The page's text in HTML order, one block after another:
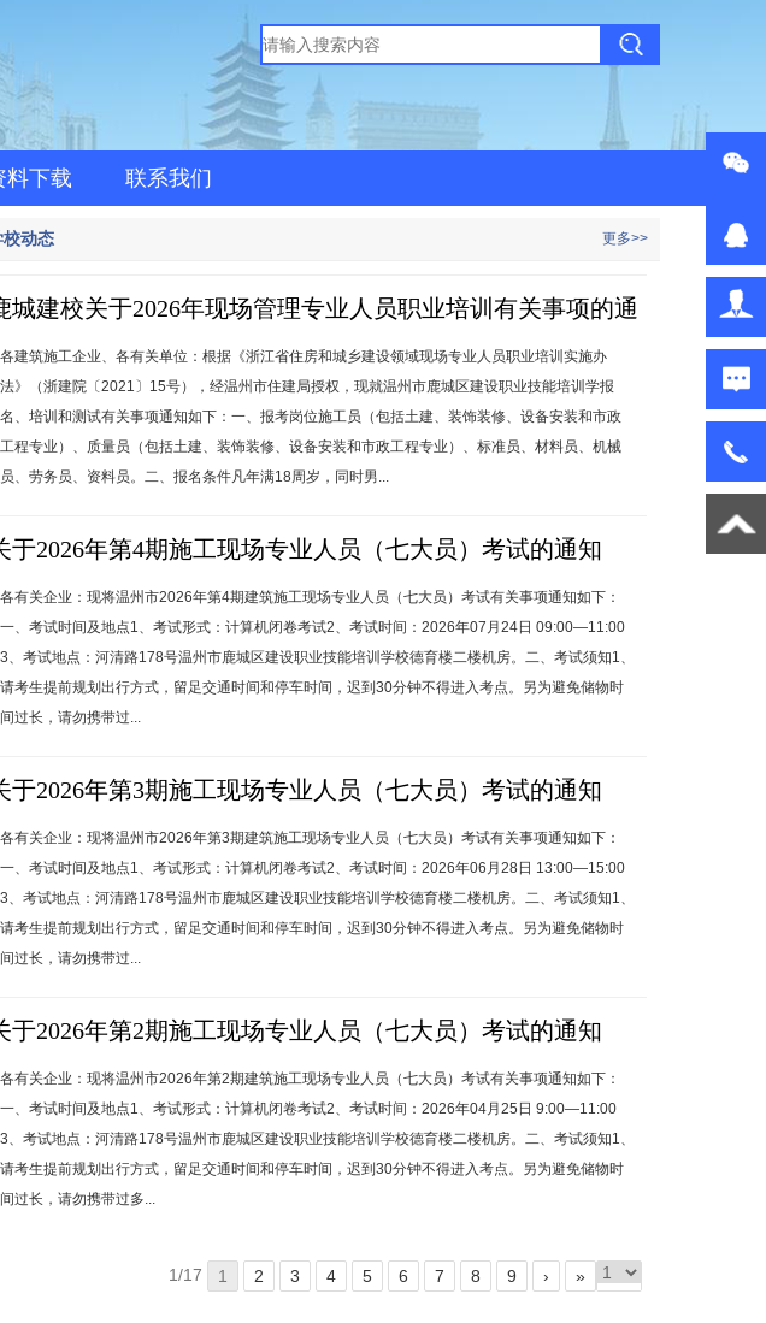
料下载 联系我们
校动态 更多>>
城建校关于2026年现场管理专业人员职业培训有关事项的通
知
发布时间:2021-03-05
各建筑施工企业、各有关单位：根据《浙江省住房和城乡建设领域现场专业人员职业培训实施办
法》（浙建院〔2021〕15号），经温州市住建局授权，现就温州市鹿城区建设职业技能培训学报
名、培训和测试有关事项通知如下：一、报考岗位施工员（包括土建、装饰装修、设备安装和市政
工程专业）、质量员（包括土建、装饰装修、设备安装和市政工程专业）、标准员、材料员、机械
员、劳务员、资料员。二、报名条件凡年满18周岁，同时男...
于2026年第4期施工现场专业人员（七大员）考试的通知
发布时间:2026-07-20
各有关企业：现将温州市2026年第4期建筑施工现场专业人员（七大员）考试有关事项通知如下：
一、考试时间及地点1、考试形式：计算机闭卷考试2、考试时间：2026年07月24日 09:00—11:00
3、考试地点：河清路178号温州市鹿城区建设职业技能培训学校德育楼二楼机房。二、考试须知1、
请考生提前规划出行方式，留足交通时间和停车时间，迟到30分钟不得进入考点。另为避免储物时
间过长，请勿携带过...
于2026年第3期施工现场专业人员（七大员）考试的通知
发布时间:2026-06-22
各有关企业：现将温州市2026年第3期建筑施工现场专业人员（七大员）考试有关事项通知如下：
一、考试时间及地点1、考试形式：计算机闭卷考试2、考试时间：2026年06月28日 13:00—15:00
3、考试地点：河清路178号温州市鹿城区建设职业技能培训学校德育楼二楼机房。二、考试须知1、
请考生提前规划出行方式，留足交通时间和停车时间，迟到30分钟不得进入考点。另为避免储物时
间过长，请勿携带过...
于2026年第2期施工现场专业人员（七大员）考试的通知
发布时间:2026-04-16
各有关企业：现将温州市2026年第2期建筑施工现场专业人员（七大员）考试有关事项通知如下：
一、考试时间及地点1、考试形式：计算机闭卷考试2、考试时间：2026年04月25日 9:00—11:00
3、考试地点：河清路178号温州市鹿城区建设职业技能培训学校德育楼二楼机房。二、考试须知1、
请考生提前规划出行方式，留足交通时间和停车时间，迟到30分钟不得进入考点。另为避免储物时
间过长，请勿携带过多...
1/17 1 2 3 4 5 6 7 8 9 › »